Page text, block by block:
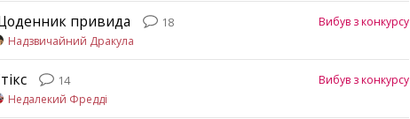
привида 18
Вибув з конкурсу
Надзвичайний Дракула
14
Вибув з конкурсу
Недалекий Фредді